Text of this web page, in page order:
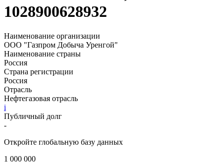
1028900628932
Наименование организации
ООО "Газпром Добыча Уренгой"
Наименование страны
Россия
Страна регистрации
Россия
Отрасль
Нефтегазовая отрасль
i
Публичный долг
-
Откройте глобальную базу данных
1 000 000